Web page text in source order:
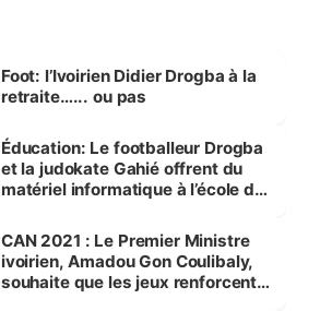
Foot: l’Ivoirien Didier Drogba à la
retraite…... ou pas
Éducation: Le footballeur Drogba
et la judokate Gahié offrent du
matériel informatique à l’école de
CAN 2021 : Le Premier Ministre
ivoirien, Amadou Gon Coulibaly,
souhaite que les jeux renforcent